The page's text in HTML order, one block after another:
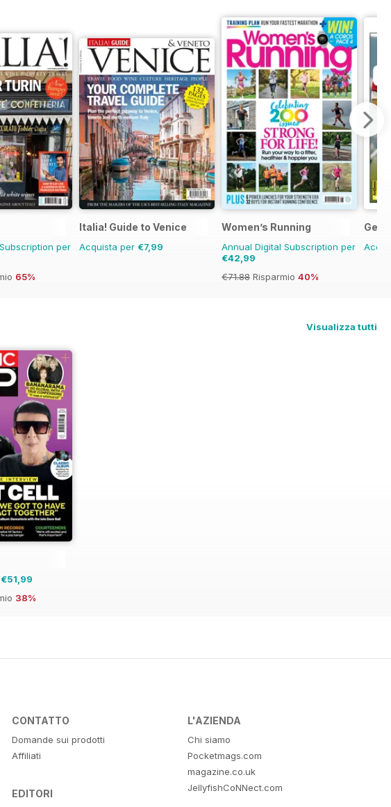
per
65%
Italia! Guide to Venice
Acquista per €7,99
Women’s Running
Annual Digital Subscription per
€42,99
€71.88 Risparmio 40%
Visualizza tutti
€51,99
38%
CONTATTO
Domande sui prodotti
Affiliati
EDITORI
L'AZIENDA
Chi siamo
Pocketmags.com
magazine.co.uk
JellyfishCoNNect.com